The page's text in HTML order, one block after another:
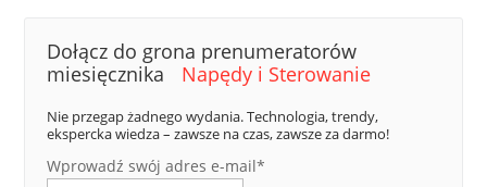
Dołącz do grona prenumeratorów
miesięcznika Napędy i Sterowanie
Nie przegap żadnego wydania. Technologia, trendy,
ekspercka wiedza – zawsze na czas, zawsze za darmo!
Wprowadź swój adres e-mail*